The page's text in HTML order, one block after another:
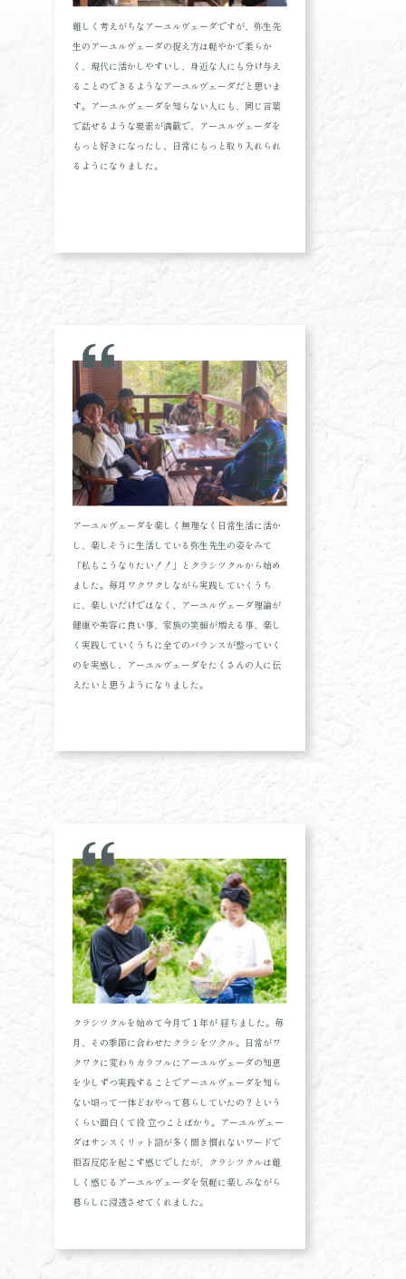
難しく考えがちなアーユルヴェーダですが、弥生先
生のアーユルヴェーダの捉え方は軽やかで柔らか
く、現代に活かしやすいし、身近な人にも分け与え
ることのできるようなアーユルヴェーダだと思いま
す。アーユルヴェーダを知らない人にも、同じ言葉
で話せるような要素が満載で、アーユルヴェーダを
もっと好きになったし、日常にもっと取り入れられ
るようになりました。
アーユルヴェーダを楽しく無理なく日常生活に活か
し、楽しそうに生活している弥生先生の姿をみて
「私もこうなりたい！！」とクラシツクルから始め
ました。毎月ワクワクしながら実践していくうち
に、楽しいだけではなく、アーユルヴェーダ理論が
健康や美容に良い事、家族の笑顔が増える事、楽し
く実践していくうちに全てのバランスが整っていく
のを実感し、アーユルヴェーダをたくさんの人に伝
えたいと思うようになりました。
クラシツクルを始めて今月で１年が 経ちました。毎
月、その季節に合わせたクラシをツクル。日常がワ
クワクに変わりカラフルにアーユルヴェーダの知恵
を少しずつ実践することでアーユルヴェーダを知ら
ない頃って一体どおやって暮らしていたの？という
くらい面白くて役 立つことばかり。アーユルヴェー
ダはサンスくリット語が多く聞き慣れないワードで
拒否反応を起こす感じでしたが、クラシツクルは難
しく感じるアーユルヴェーダを気軽に楽しみながら
暮らしに浸透させてくれました。